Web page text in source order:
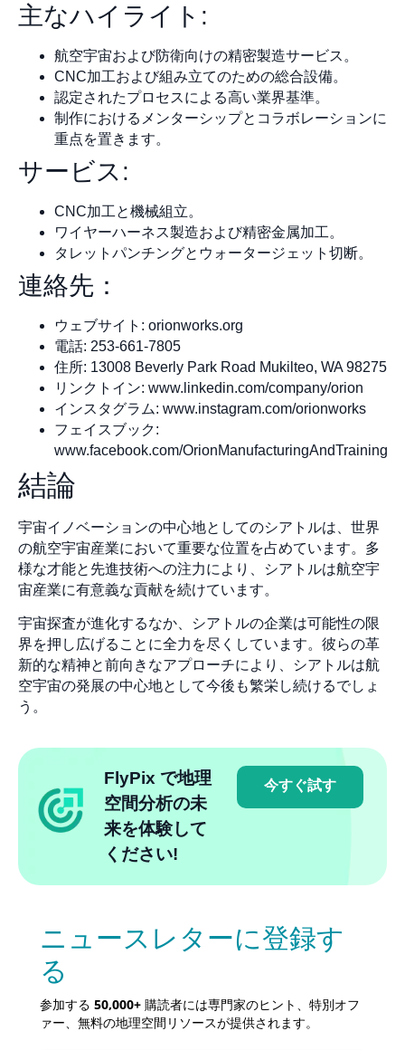
主なハイライト:
航空宇宙および防衛向けの精密製造サービス。
CNC加工および組み立てのための総合設備。
認定されたプロセスによる高い業界基準。
制作におけるメンターシップとコラボレーションに
重点を置きます。
サービス:
CNC加工と機械組立。
ワイヤーハーネス製造および精密金属加工。
タレットパンチングとウォータージェット切断。
連絡先：
ウェブサイト: orionworks.org
電話: 253-661-7805
住所: 13008 Beverly Park Road Mukilteo, WA 98275
リンクトイン: www.linkedin.com/company/orion
インスタグラム: www.instagram.com/orionworks
フェイスブック:
www.facebook.com/OrionManufacturingAndTraining
結論
宇宙イノベーションの中心地としてのシアトルは、世界
の航空宇宙産業において重要な位置を占めています。多
様な才能と先進技術への注力により、シアトルは航空宇
宙産業に有意義な貢献を続けています。
宇宙探査が進化するなか、シアトルの企業は可能性の限
界を押し広げることに全力を尽くしています。彼らの革
新的な精神と前向きなアプローチにより、シアトルは航
空宇宙の発展の中心地として今後も繁栄し続けるでしょ
う。
FlyPix で地理
空間分析の未
来を体験して
ください!
今すぐ試す
ニュースレターに登録す
る
参加する 50,000+ 購読者には専門家のヒント、特別オフ
ァー、無料の地理空間リソースが提供されます。